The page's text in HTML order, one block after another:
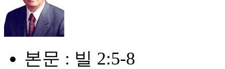
본문 : 빌 2:5-8